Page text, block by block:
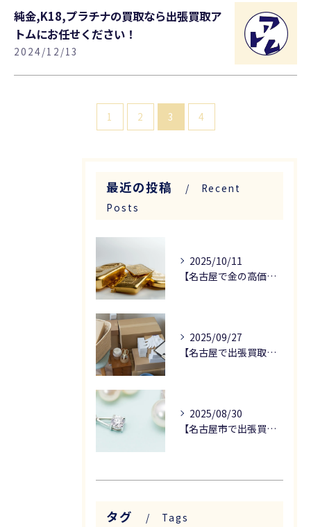
純金,K18,プラチナの買取なら出張買取ア
トムにお任せください！
2024/12/13
1 2 3 4
最近の投稿
Recent
Posts
2025/10/11
【名古屋で金の高価買取なら】金買取の注意点を解説します！
2025/09/27
【名古屋で出張買取をお考えの方へ】骨董品の査定ポイントについて解説！
2025/08/30
【名古屋市で出張買取なら】真珠の高価買取のためのポイント
タグ Tags